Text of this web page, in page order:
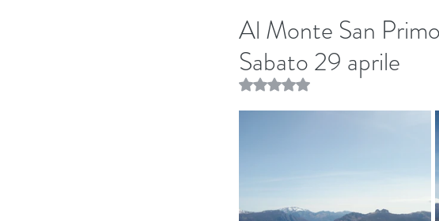
Al Monte San
Sabato 29 aprile
Rated NaN out of 5 stars.